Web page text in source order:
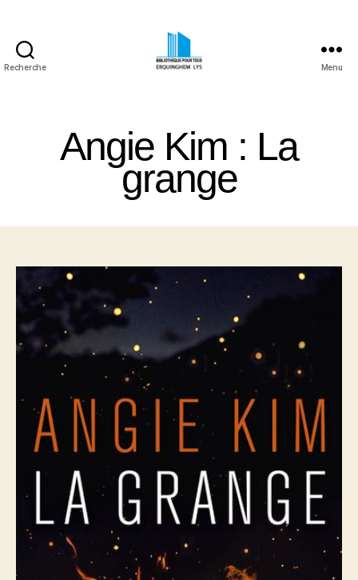
Recherche
Erquinghem
Lys
Menu
Angie Kim : La
grange